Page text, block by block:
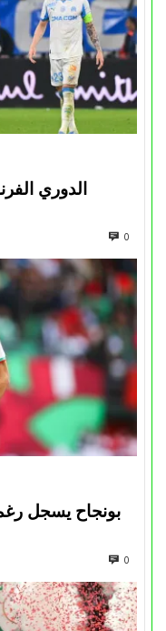
الدوري
0
بونجاح يسجل
0